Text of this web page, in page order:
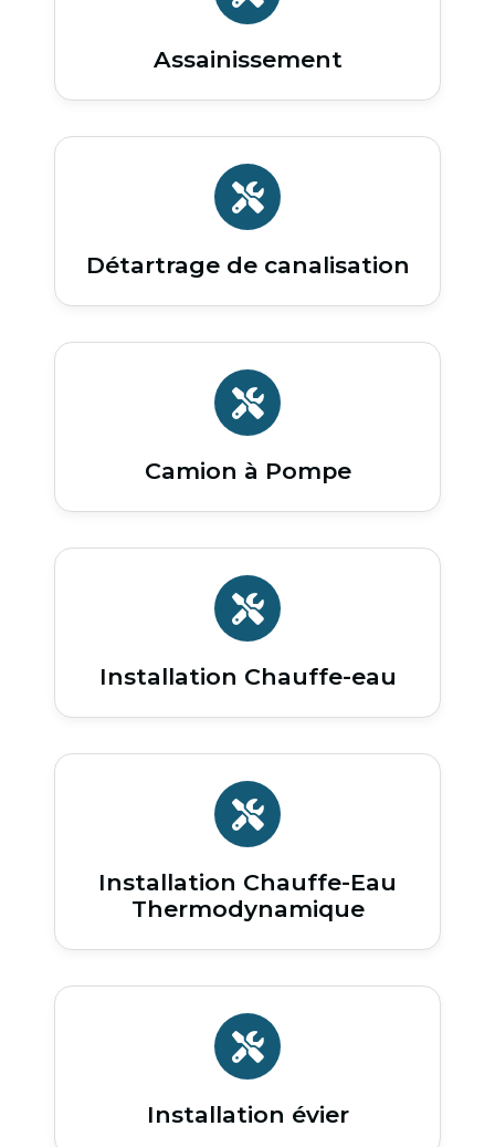
Assainissement
Détartrage de canalisation
Camion à Pompe
Installation Chauffe-eau
Installation Chauffe-Eau
Thermodynamique
Installation évier